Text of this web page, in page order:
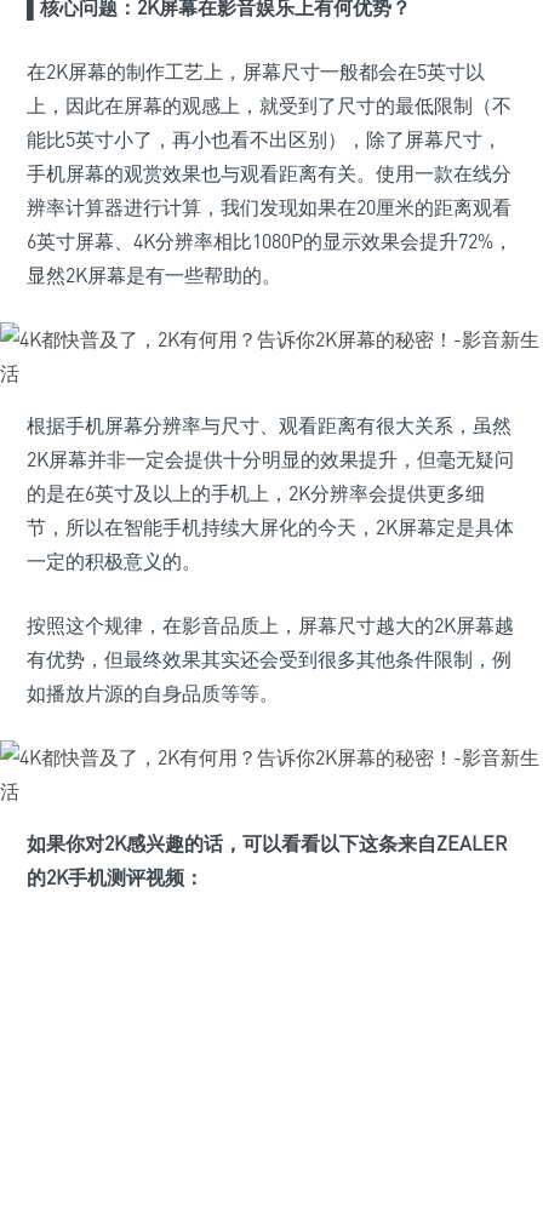
核心问题：2K屏幕在影音娱乐上有何优势？
在2K屏幕的制作工艺上，屏幕尺寸一般都会在5英寸以
上，因此在屏幕的观感上，就受到了尺寸的最低限制（不
能比5英寸小了，再小也看不出区别），除了屏幕尺寸，
手机屏幕的观赏效果也与观看距离有关。使用一款在线分
辨率计算器进行计算，我们发现如果在20厘米的距离观看
6英寸屏幕、4K分辨率相比1080P的显示效果会提升72%，
显然2K屏幕是有一些帮助的。
根据手机屏幕分辨率与尺寸、观看距离有很大关系，虽然
2K屏幕并非一定会提供十分明显的效果提升，但毫无疑问
的是在6英寸及以上的手机上，2K分辨率会提供更多细
节，所以在智能手机持续大屏化的今天，2K屏幕定是具体
一定的积极意义的。
按照这个规律，在影音品质上，屏幕尺寸越大的2K屏幕越
有优势，但最终效果其实还会受到很多其他条件限制，例
如播放片源的自身品质等等。
如果你对2K感兴趣的话，可以看看以下这条来自ZEALER
的2K手机测评视频：